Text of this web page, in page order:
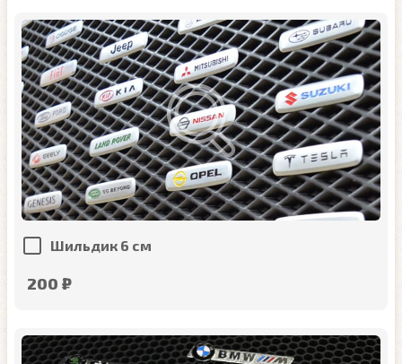
Шильдик 6 см
200 ₽